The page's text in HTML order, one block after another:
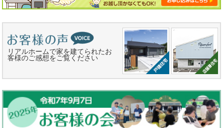
リアルホームで家を建てられたお
客様のご感想をご覧ください